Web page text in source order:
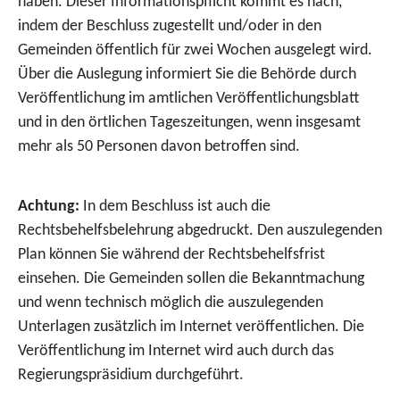
indem der Beschluss zugestellt und/oder in den
Gemeinden öffentlich für zwei Wochen ausgelegt wird.
Über die Auslegung informiert Sie die Behörde durch
Veröffentlichung im amtlichen Veröffentlichungsblatt
und in den örtlichen Tageszeitungen, wenn insgesamt
mehr als 50 Personen davon betroffen sind.
Achtung: In dem Beschluss ist auch die
Rechtsbehelfsbelehrung abgedruckt. Den auszulegenden
Plan können Sie während der Rechtsbehelfsfrist
einsehen. Die Gemeinden sollen die Bekanntmachung
und wenn technisch möglich die auszulegenden
Unterlagen zusätzlich im Internet veröffentlichen. Die
Veröffentlichung im Internet wird auch durch das
Regierungspräsidium durchgeführt.